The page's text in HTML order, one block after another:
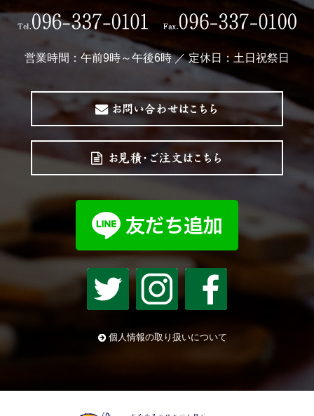
営業時間：午前9時～午後6時 ／ 定休日：土日祝祭日
個人情報の取り扱いについて